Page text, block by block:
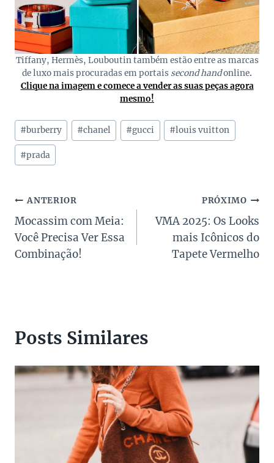
Tiffany, Hermès, Louboutin também estão entre as marcas
de luxo mais procuradas em portais second handonline.
Clique na imagem e comece a vender as suas peças agora
mesmo!
Tags
do
Post:
#burberry #chanel #gucci #louis vuitton
#prada
Navegação
de
Post
ANTERIOR
Mocassim com Meia:
Você Precisa Ver Essa
Combinação!
PRÓXIMO
VMA 2025: Os Looks
mais Icônicos do
Tapete Vermelho
Posts Similares